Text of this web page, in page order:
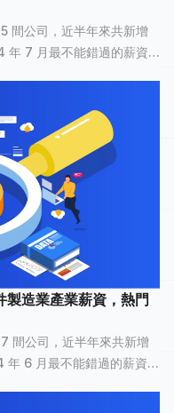
間公司，近半年來共新增
速了解汽車及其零件製造
造業產業薪資，熱門
間公司，近半年來共新增
了解汽車及其零件製造業